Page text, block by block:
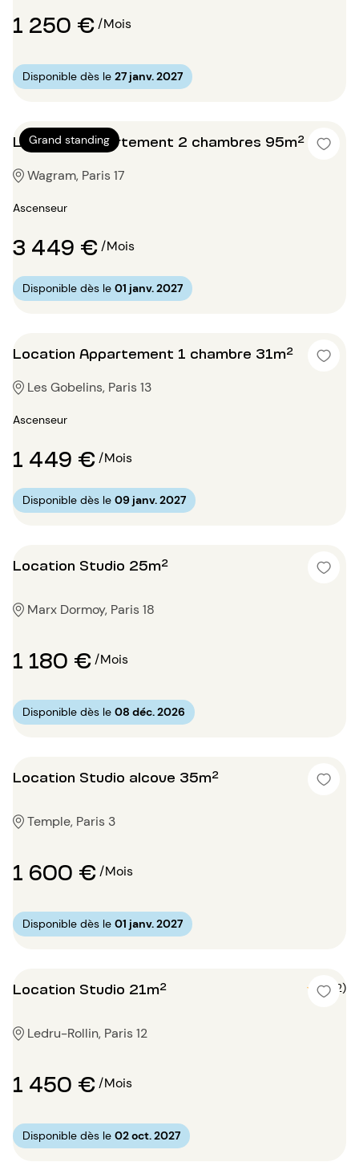
1 250 €/Mois
Disponible dès le 27 janv. 2027
Grand standing
Location Appartement 2 chambres 95m²
Wagram, Paris 17
Ascenseur
3 449 €/Mois
Disponible dès le 01 janv. 2027
Location Appartement 1 chambre 31m²
Les Gobelins, Paris 13
Ascenseur
1 449 €/Mois
Disponible dès le 09 janv. 2027
Location Studio 25m²
Marx Dormoy, Paris 18
1 180 €/Mois
Disponible dès le 08 déc. 2026
Location Studio alcove 35m²
Temple, Paris 3
1 600 €/Mois
Disponible dès le 01 janv. 2027
Location Studio 21m² 5 (2)
Ledru-Rollin, Paris 12
1 450 €/Mois
Disponible dès le 02 oct. 2027